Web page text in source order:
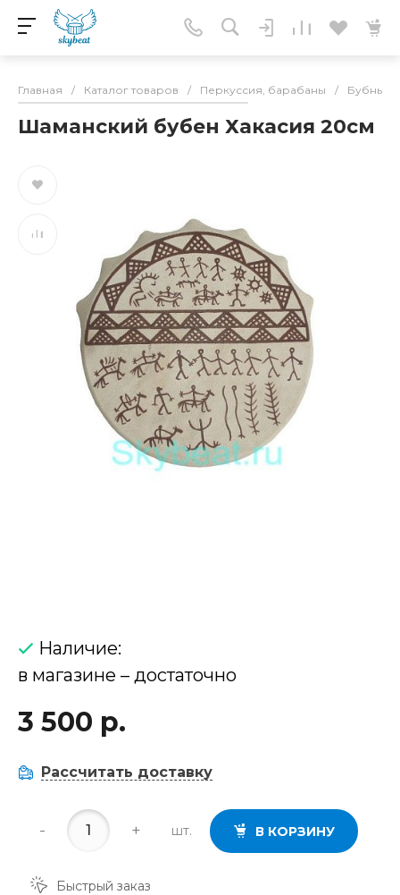
Главная / Каталог товаров / Перкуссия, барабаны / Бубны
Шаманский бубен Хакасия 20см
Наличие:
в магазине – достаточно
3 500 р.
Рассчитать доставку
- + шт. В КОРЗИНУ
Быстрый заказ